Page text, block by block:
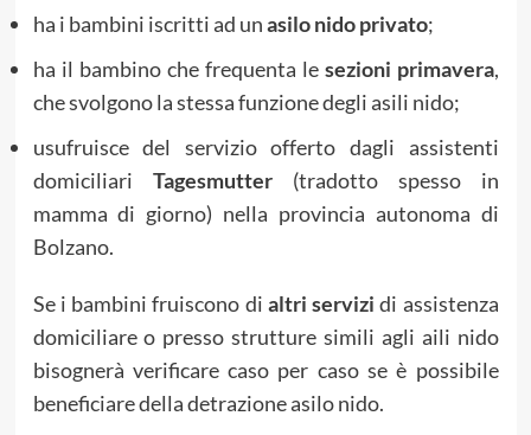
ha i bambini iscritti ad unasilo nido privato;
ha il bambino che frequenta le sezioni primavera,
che svolgono la stessa funzione degli asili nido;
usufruisce del servizio offerto dagli assistenti
domiciliari Tagesmutter(tradotto spesso in
mamma di giorno) nella provincia autonoma di
Bolzano.
Se i bambini fruiscono di altri servizi di assistenza
domiciliare o presso strutture simili agli aili nido
bisognerà verificare caso per caso se è possibile
beneficiare della detrazione asilo nido.